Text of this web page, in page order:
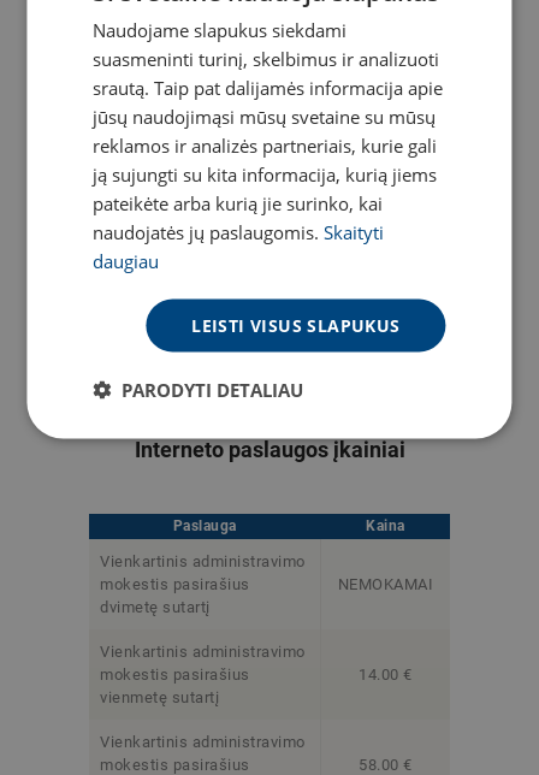
Greitaveika
25 50 €
per mėn.
DOMINA
Planai skirti daugiabučiams namams.
* esant techninėms galimybėms.
Interneto paslaugos įkainiai
Paslauga Kaina
Vienkartinis administravimo
mokestis pasirašius
dvimetę sutartį
NEMOKAMAI
Vienkartinis administravimo
mokestis pasirašius
vienmetę sutartį
14.00 €
Vienkartinis administravimo
mokestis pasirašius
58.00 €
ENGLISH
Naudojame slapukus siekdami
suasmeninti turinį, skelbimus ir analizuoti
srautą. Taip pat dalijamės informacija apie
jūsų naudojimąsi mūsų svetaine su mūsų
reklamos ir analizės partneriais, kurie gali
ją sujungti su kita informacija, kurią jiems
pateikėte arba kurią jie surinko, kai
naudojatės jų paslaugomis. Skaityti
daugiau
LEISTI VISUS SLAPUKUS
PARODYTI DETALIAU